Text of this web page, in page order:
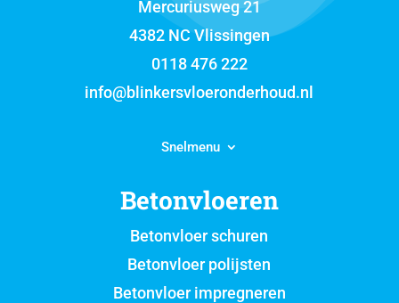
Mercuriusweg 21
4382 NC Vlissingen
0118 476 222
info@blinkersvloeronderhoud.nl
Snelmenu
Betonvloeren
Betonvloer schuren
Betonvloer polijsten
Betonvloer impregneren